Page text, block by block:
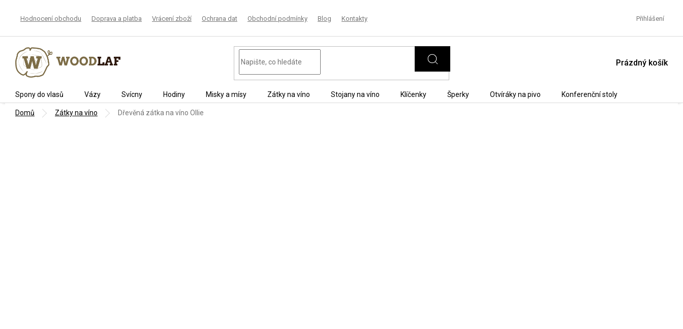
Hodnocení obchodu Doprava a platba Vrácení zboží Ochrana dat Obchodní podmínky Blog Kontakty Přihlášení
NÁKUPNÍ
Prázdný košík
Spony do vlasů Vázy Svícny Hodiny Misky a mísy Zátky na víno Stojany na víno Klíčenky Šperky Otvíráky na pivo Konferenční stoly
Domů Zátky na víno Dřevěná zátka na víno Ollie